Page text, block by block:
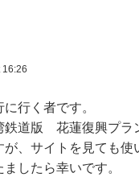
16:26
行く者です。
鉄道版 花蓮復興プラ
が、サイトを見ても
したら幸いです。